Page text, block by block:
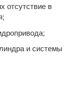
отсутствие в
и системы